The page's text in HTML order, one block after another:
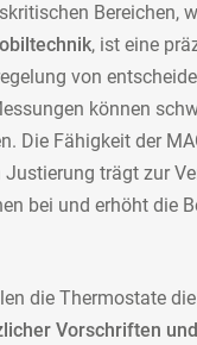
Bereichen,
, ist eine
von
können
Die Fähigkeit der
Justierung trägt zur
bei und erhöht die
die Thermostate
Vorschriften